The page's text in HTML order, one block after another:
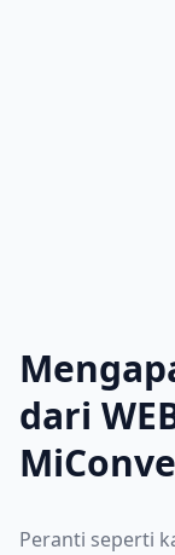
dari
Peranti seperti